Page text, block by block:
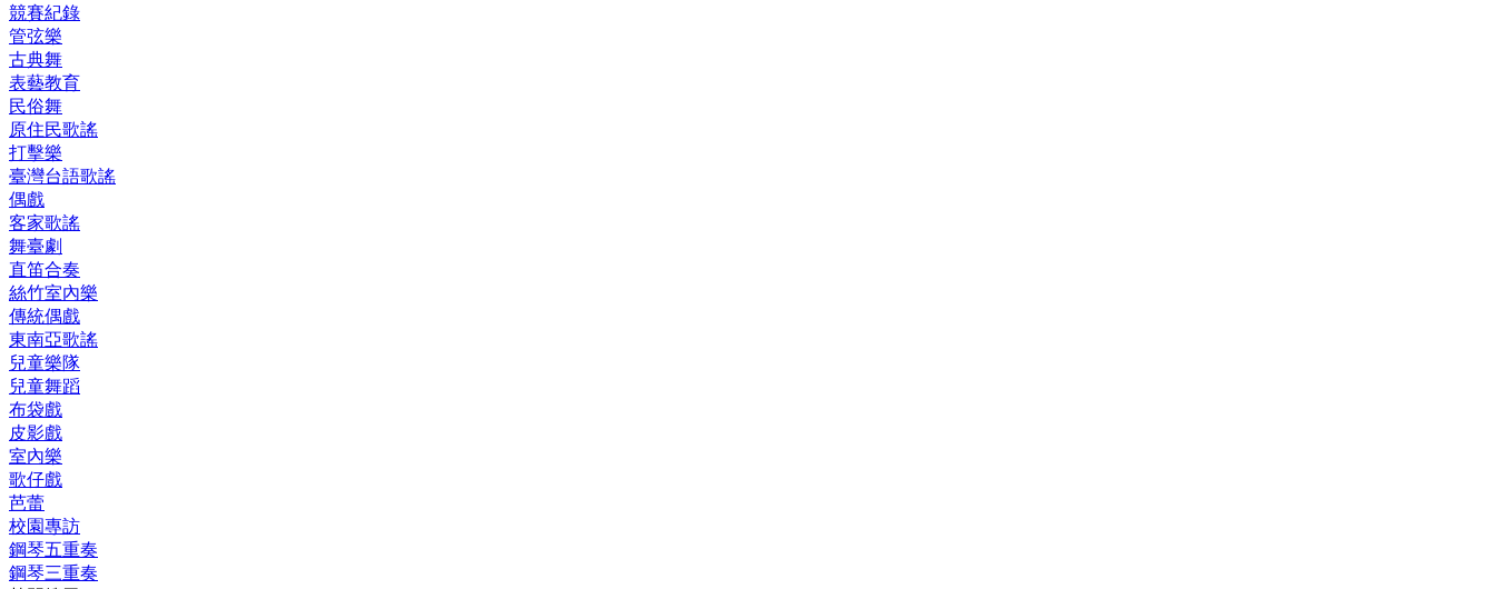
競賽紀錄
管弦樂
古典舞
表藝教育
民俗舞
原住民歌謠
打擊樂
臺灣台語歌謠
偶戲
客家歌謠
舞臺劇
直笛合奏
絲竹室內樂
傳統偶戲
東南亞歌謠
兒童樂隊
兒童舞蹈
布袋戲
皮影戲
室內樂
歌仔戲
芭蕾
校園專訪
鋼琴五重奏
鋼琴三重奏